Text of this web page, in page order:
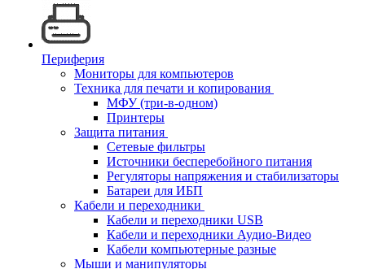
Периферия
Мониторы для компьютеров
Техника для печати и копирования
МФУ (три-в-одном)
Принтеры
Защита питания
Сетевые фильтры
Источники бесперебойного питания
Регуляторы напряжения и стабилизаторы
Батареи для ИБП
Кабели и переходники
Кабели и переходники USB
Кабели и переходники Аудио-Видео
Кабели компьютерные разные
Мыши и манипуляторы